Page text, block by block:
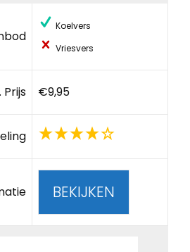
Koelvers
Vriesvers
Prijs €9,95
BEKIJKEN